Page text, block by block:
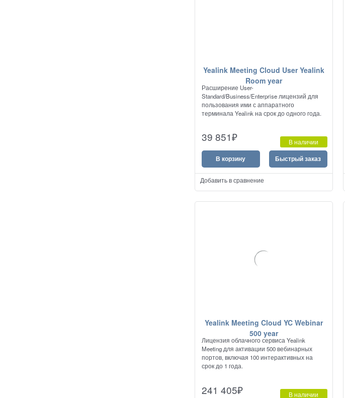
Yealink Meeting Cloud User Yealink
Room year
Расширение User-
Standard/Business/Enterprise лицензий для
пользования ими с аппаратного
терминала Yealink на срок до одного года.
39 851₽ В наличии
В корзину Быстрый заказ
Добавить в сравнение
Yealink Meeting Cloud YC Webinar
500 year
Лицензия облачного сервиса Yealink
Meeting для активации 500 вебинарных
портов, включая 100 интерактивных на
срок до 1 года.
241 405₽ В наличии